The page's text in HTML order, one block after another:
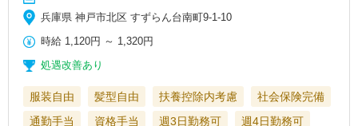
兵庫県 神戸市北区 すずらん台南町9-1-10
時給 1,120円 ～ 1,320円
処遇改善あり
服装自由 髪型自由 扶養控除内考慮
社会保険完備
通勤手当
資格手当 週3日勤務可
週4日勤務可